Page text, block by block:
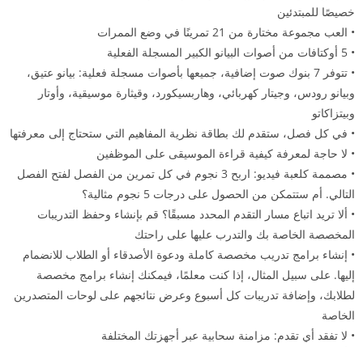
خصيصًا للمبتدئين
• العب مجموعة مختارة من 21 تمرينًا في وضع الممرات
• 5 أوكتافات من أصوات البيانو الكبير المسجلة الفعلية
• تتوفر 7 بنوك صوت إضافية، جميعها بأصوات مسجلة فعلية: بيانو عتيق،
وبيانو رودس، وجيتار كهربائي، وهاربسيكورد، وقيثارة موسيقية، وأوتار
وبيتزاكاتو
• في كل فصل، ستقدم لك بطاقة نظرية المفاهيم التي ستحتاج إلى معرفتها
• لا حاجة لمعرفة كيفية قراءة الموسيقى على الموظفين
• مصممة كلعبة فيديو: اربح 3 نجوم في كل تمرين من الفصل لفتح الفصل
التالي. أم ستتمكن من الحصول على درجات 5 نجوم مثالية؟
• ألا تريد اتباع مسار التقدم المحدد مسبقًا؟ قم بإنشاء وحفظ التدريبات
المخصصة الخاصة بك والتدرب عليها على راحتك
• إنشاء برامج تدريب مخصصة كاملة ودعوة الأصدقاء أو الطلاب للانضمام
إليها. على سبيل المثال، إذا كنت معلمًا، فيمكنك إنشاء برامج مخصصة
لطلابك، وإضافة تدريبات كل أسبوع وعرض نتائجهم على لوحات المتصدرين
الخاصة
• لا تفقد أي تقدم: مزامنة سحابية عبر أجهزتك المختلفة